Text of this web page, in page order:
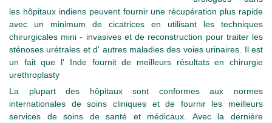
les hôpitaux indiens peuvent fournir une récupération plus rapide
avec un minimum de cicatrices en utilisant les techniques
chirurgicales mini - invasives et de reconstruction pour traiter les
sténoses urétrales et d' autres maladies des voies urinaires. Il est
un fait que l' Inde fournit de meilleurs résultats en chirurgie
urethroplasty
La plupart des hôpitaux sont conformes aux normes
internationales de soins cliniques et de fournir les meilleurs
services de soins de santé et médicaux. Avec la dernière